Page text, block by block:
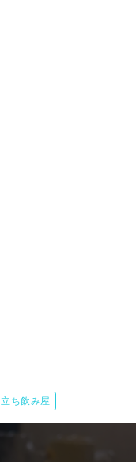
立ち飲み屋